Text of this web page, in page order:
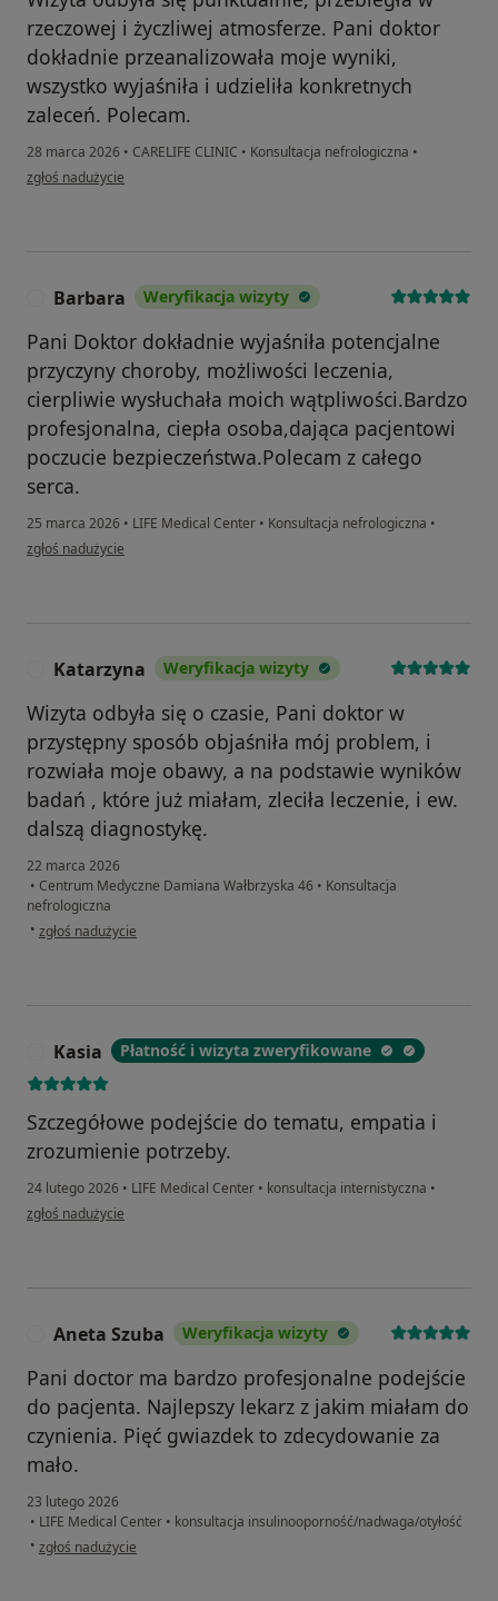
rzeczowej i życzliwej atmosferze. Pani doktor
dokładnie przeanalizowała moje wyniki,
wszystko wyjaśniła i udzieliła konkretnych
zaleceń. Polecam.
28 marca 2026 • CARELIFE CLINIC • Konsultacja nefrologiczna •
w opinii użytkownika Jola
zgłoś nadużycie
Barbara Weryfikacja wizyty
Pani Doktor dokładnie wyjaśniła potencjalne
przyczyny choroby, możliwości leczenia,
cierpliwie wysłuchała moich wątpliwości.Bardzo
profesjonalna, ciepła osoba,dająca pacjentowi
poczucie bezpieczeństwa.Polecam z całego
serca.
25 marca 2026 • LIFE Medical Center • Konsultacja nefrologiczna •
w opinii użytkownika Barbara
zgłoś nadużycie
Katarzyna Weryfikacja wizyty
Wizyta odbyła się o czasie, Pani doktor w
przystępny sposób objaśniła mój problem, i
rozwiała moje obawy, a na podstawie wyników
badań , które już miałam, zleciła leczenie, i ew.
dalszą diagnostykę.
22 marca 2026
• Centrum Medyczne Damiana Wałbrzyska 46 • Konsultacja
nefrologiczna
• w opinii użytkownika Katarzyna
zgłoś nadużycie
Kasia Płatność i wizyta zweryfikowane
Szczegółowe podejście do tematu, empatia i
zrozumienie potrzeby.
24 lutego 2026 • LIFE Medical Center • konsultacja internistyczna •
w opinii użytkownika Kasia
zgłoś nadużycie
Aneta Szuba Weryfikacja wizyty
Pani doctor ma bardzo profesjonalne podejście
do pacjenta. Najlepszy lekarz z jakim miałam do
czynienia. Pięć gwiazdek to zdecydowanie za
mało.
23 lutego 2026
• LIFE Medical Center • konsultacja insulinooporność/nadwaga/otyłość
• w opinii użytkownika Aneta Szuba
zgłoś nadużycie